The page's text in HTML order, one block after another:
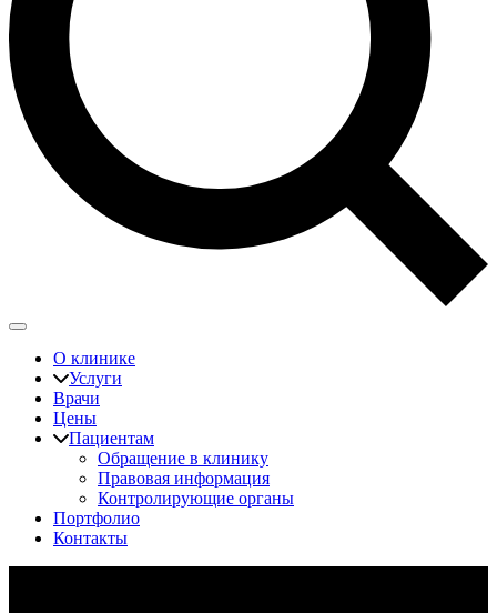
О клинике
Услуги
Врачи
Цены
Пациентам
Обращение в клинику
Правовая информация
Контролирующие органы
Портфолио
Контакты